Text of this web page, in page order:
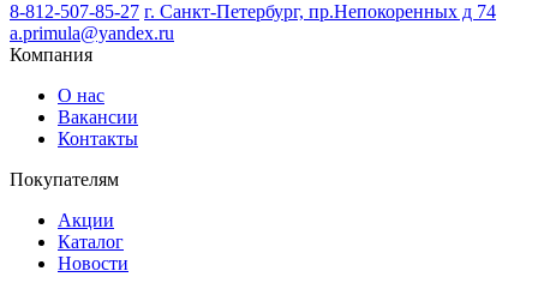
8-812-507-85-27 г. Санкт-Петербург, пр.Непокоренных д 74
a.primula@yandex.ru
Компания
О нас
Вакансии
Контакты
Покупателям
Акции
Каталог
Новости